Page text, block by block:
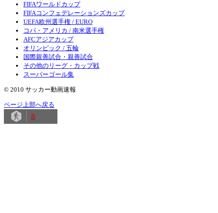
FIFAワールドカップ
FIFAコンフェデレーションズカップ
UEFA欧州選手権 / EURO
コパ・アメリカ / 南米選手権
AFCアジアカップ
オリンピック / 五輪
国際親善試合・親善試合
その他のリーグ・カップ戦
スーパーゴール集
© 2010 サッカー動画速報
ページ上部へ戻る
8